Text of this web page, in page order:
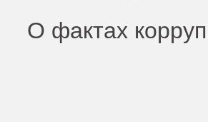
О фактах